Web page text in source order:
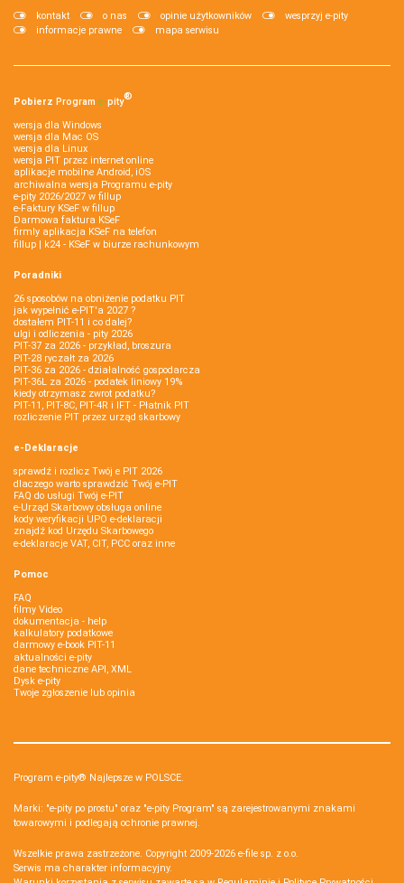
kontakt o nas opinie użytkowników
wesprzyj e-pity
informacje prawne
mapa serwisu
Pobierz Program e‑pity®
wersja dla Windows
wersja dla Mac OS
wersja dla Linux
wersja PIT przez internet online
aplikacje mobilne Android, iOS
archiwalna wersja Programu e-pity
e-pity 2026/2027 w fillup
e‑Faktury KSeF w fillup
Darmowa faktura KSeF
firmly aplikacja KSeF na telefon
fillup | k24 - KSeF w biurze rachunkowym
Poradniki
26 sposobów na obniżenie podatku PIT
jak wypełnić e-PIT'a 2027 ?
dostałem PIT-11 i co dalej?
ulgi i odliczenia - pity 2026
PIT-37 za 2026 - przykład, broszura
PIT-28 ryczałt za 2026
PIT-36 za 2026 - działalność gospodarcza
PIT-36L za 2026 - podatek liniowy 19%
kiedy otrzymasz zwrot podatku?
PIT-11, PIT-8C, PIT-4R i IFT - Płatnik PIT
rozliczenie PIT przez urząd skarbowy
e-Deklaracje
sprawdź i rozlicz Twój e PIT 2026
dlaczego warto sprawdzić Twój e-PIT
FAQ do usługi Twój e-PIT
e-Urząd Skarbowy obsługa online
kody weryfikacji UPO e-deklaracji
znajdź kod Urzędu Skarbowego
e-deklaracje VAT, CIT, PCC oraz inne
Pomoc
FAQ
filmy Video
dokumentacja - help
kalkulatory podatkowe
darmowy e-book PIT-11
aktualności e-pity
dane techniczne API, XML
Dysk e-pity
Twoje zgłoszenie lub opinia
Program e-pity® Najlepsze w POLSCE.
Marki: "e-pity po prostu" oraz "e-pity Program" są zarejestrowanymi znakami
towarowymi i podlegają ochronie prawnej.
Wszelkie prawa zastrzeżone. Copyright 2009-2026 e-file sp. z o.o.
Serwis ma charakter informacyjny.